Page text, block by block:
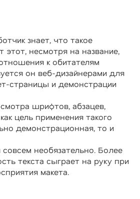
знает, что такое
этот, несмотря на название,
к обитателям
он веб-дизайнерами для
страницы и демонстрации
шрифтов, абзацев,
цель применения такого
демонстрационная, то и
совсем необязательно. Более
текста сыграет на руку при
макета.